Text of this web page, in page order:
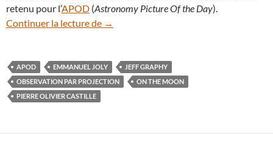
retenu pour l’APOD (Astronomy Picture Of the Day).
Continuer la lecture de Astrophotographie : ils ont la Pleine
→
APOD EMMANUEL JOLY
JEFF GRAPHY
OBSERVATION PAR PROJECTION
ON THE MOON
PIERRE OLIVIER CASTILLE